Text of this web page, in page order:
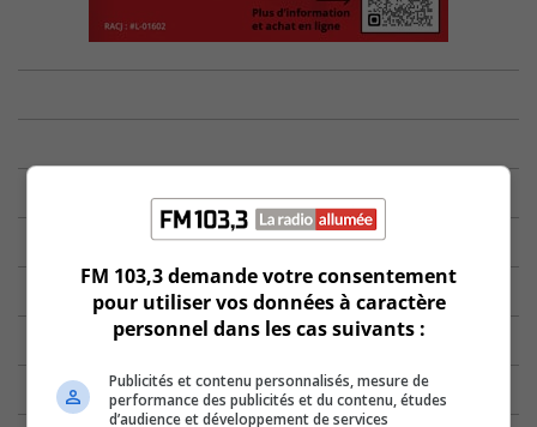
FM 103,3 demande votre consentement
pour utiliser vos données à caractère
personnel dans les cas suivants :
Publicités et contenu personnalisés, mesure de
performance des publicités et du contenu, études
d’audience et développement de services